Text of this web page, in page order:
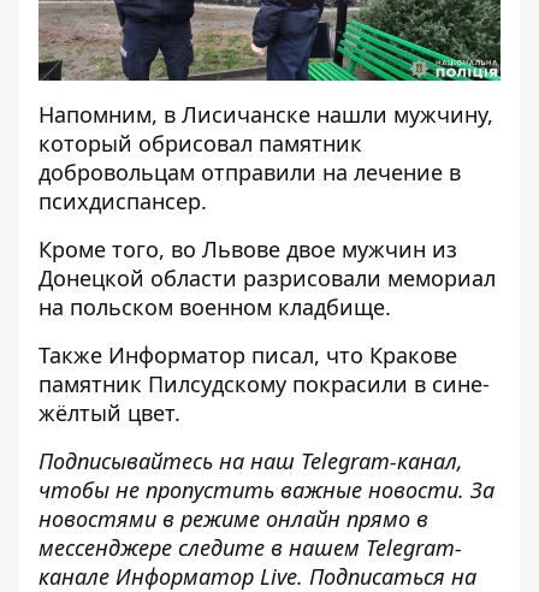
Напомним, в Лисичанске нашли мужчину,
который обрисовал памятник
добровольцам отправили на лечение в
психдиспансер.
Кроме того, во Львове двое мужчин из
Донецкой области разрисовали мемориал
на польском военном кладбище.
Также Информатор писал, что Кракове
памятник Пилсудскому покрасили в сине-
жёлтый цвет.
Подписывайтесь на наш Telegram-канал,
чтобы не пропустить важные новости. За
новостями в режиме онлайн прямо в
мессенджере следите в нашем Telegram-
канале Информатор Live. Подписаться на